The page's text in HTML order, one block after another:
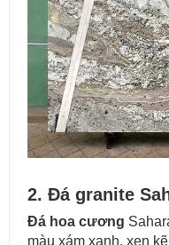
2. Đá granite
Đá hoa cương
màu xám xanh, xen